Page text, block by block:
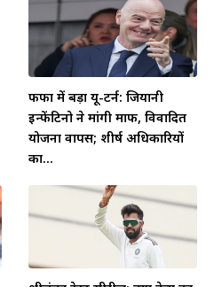
फीफा में बड़ा यू-टर्न: जियानी
इन्फेंटिनो ने मांगी माफी, विवादित
योजना वापस; शीर्ष अधिकारियों
का...